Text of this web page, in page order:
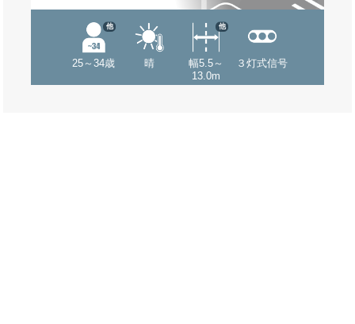
25～34歳
他
晴
幅5.5～
13.0m
他
３灯式信号